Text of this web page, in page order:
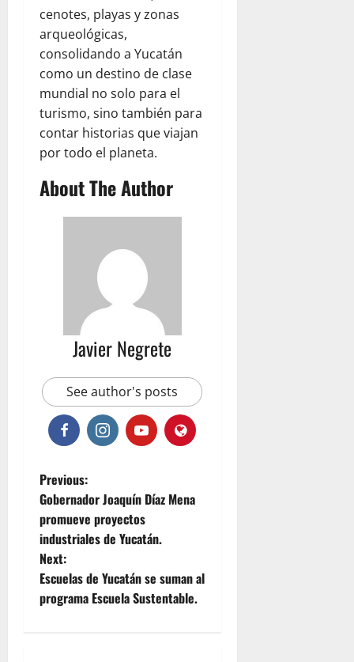
cenotes, playas y zonas
arqueológicas,
consolidando a Yucatán
como un destino de clase
mundial no solo para el
turismo, sino también para
contar historias que viajan
por todo el planeta.
About The Author
Javier Negrete
See author's posts
P
o
s
t
Previous:
Gobernador Joaquín Díaz Mena
promueve proyectos
industriales de Yucatán.
Next:
Escuelas de Yucatán se suman al
programa Escuela Sustentable.